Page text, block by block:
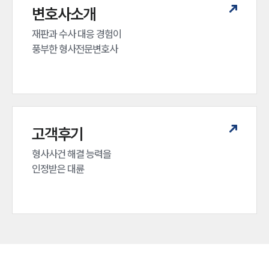
변호사소개
재판과 수사 대응 경험이
풍부한 형사전문변호사
고객후기
형사사건 해결 능력을
인정받은 대륜